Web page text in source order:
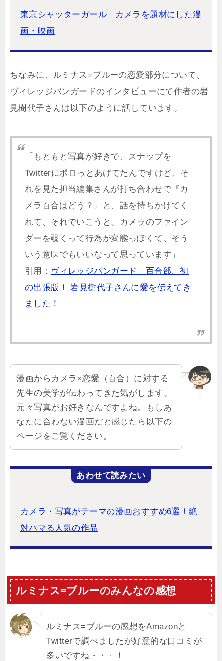
東京シャッターガール｜カメラを題材にした漫
画・映画
ちなみに、ルミナス=ブルーの恋愛部分について、
ヴィレッジバンガードのインタビューにて作者の岩
見樹代子さんは以下のように話しています。
「もともと写真が好きで、スナップを
Twitterにポロっとあげてたんですけど、そ
れを見た担当編集さんが打ち合わせで『カ
メラ百合はどう？』と、話を持ちかけてく
れて、それでいこうと。カメラのファイン
ダーを覗くって行為が変態っぽくて、そう
いう意味でもいいなって思っています」
引用： ヴィレッジバンガード｜百合部、初
の出張版！ 岩見樹代子さんに愛を伝えてき
ました！
漫画からカメラ×恋愛（百合）に対する
先生の美学が伝わってきた気がします。
元々写真がお好きなんですよね。もしあ
なたに合わない漫画だと感じたら以下の
ページをご覧ください。
あわせて読みたい
カメラ・写真がテーマの漫画おすすめ6選！絶
対ハマる人気の作品
ルミナス=ブルーのみんなの感想
ルミナス=ブルーの感想をAmazonと
Twitterで調べましたが好意的な口コミが
多いですね・・・！